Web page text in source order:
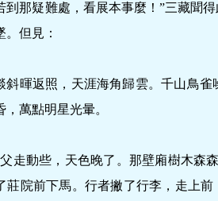
到那疑難處，看展本事麼！”三藏聞
但見：
斜暉返照，天涯海角歸雲。千山鳥
，萬點明星光暈。
走動些，天色晚了。那壁廂樹木森
莊院前下馬。行者撇了行李，走上